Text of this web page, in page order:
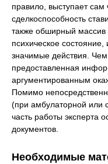
правило, выступает сам
сделкоспособность
также обширный
психическое
значимые действия.
предоставленная
аргументированным
Помимо
(при амбулаторной или
часть работы эксперта
документов.
Необходимые